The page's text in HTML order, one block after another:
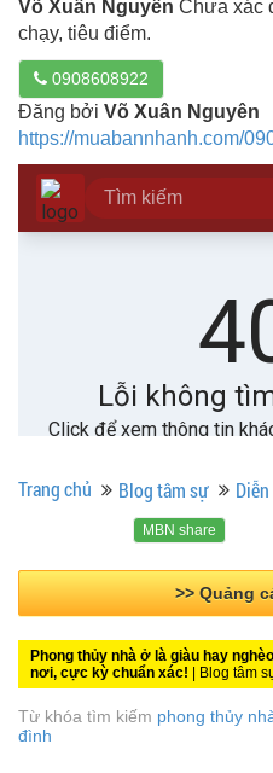
Võ Xuân Nguyên Chưa xác
chạy, tiêu điểm.
0908608922
Đăng bởi Võ Xuân Nguyên
https://muabannhanh.com/
Trang chủ Blog tâm sự
MBN share
>> Quảng
Phong thủy nhà ở là giàu hay
nơi, cực kỳ chuẩn xác! | Blog tâm
Từ khóa tìm kiếm phong thủy
đình